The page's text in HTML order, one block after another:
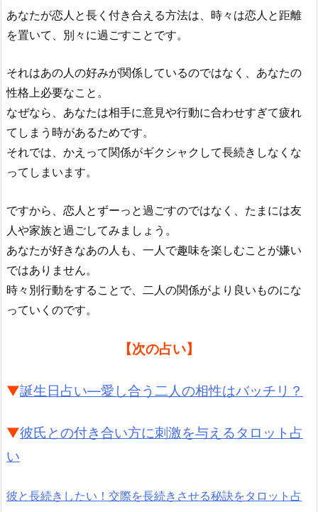
あなたが恋人と長く付き合える方法は、時々は恋人と距離
を置いて、別々に過ごすことです。
それはあの人の好みが関係しているのではなく、あなたの
性格上必要なこと。
なぜなら、あなたは相手に意見や行動に合わせすぎて疲れ
てしまう時があるためです。
それでは、かえって関係がギクシャクして長続きしなくな
ってしまいます。
ですから、恋人とずーっと過ごすのではなく、たまには友
人や家族と過ごしてみましょう。
あなたが好きなあの人も、一人で趣味を楽しむことが嫌い
ではありません。
時々別行動をすることで、二人の関係がより良いものにな
っていくのです。
【次の占い】
▼誕生日占い―愛し合う二人の相性はバッチリ？
▼彼氏との付き合い方に刺激を与えるタロット占
い
彼と長続きしたい！交際を長続きさせる秘訣をタロット占